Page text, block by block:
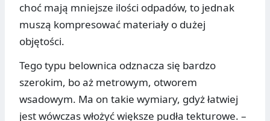
choć mają mniejsze ilości odpadów, to jednak
muszą kompresować materiały o dużej
objętości.
Tego typu belownica odznacza się bardzo
szerokim, bo aż metrowym, otworem
wsadowym. Ma on takie wymiary, gdyż łatwiej
jest wówczas włożyć większe pudła tekturowe. –